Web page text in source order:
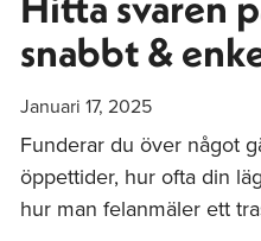
snabbt &
Januari 17, 2025
Funderar du över något
öppettider, hur ofta din
hur man felanmäler ett